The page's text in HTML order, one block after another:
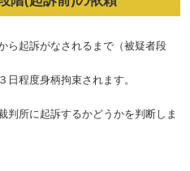
ら起訴がなされるまで（被疑者段
程度身柄拘束されます。
判所に起訴するかどうかを判断しま